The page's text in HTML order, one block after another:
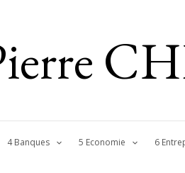
4 Banques 5 Economie 6